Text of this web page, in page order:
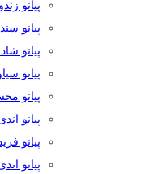
پیانو
پیانو
پیانو
پیانو
پیانو
پیانو
پیانو
پیانو